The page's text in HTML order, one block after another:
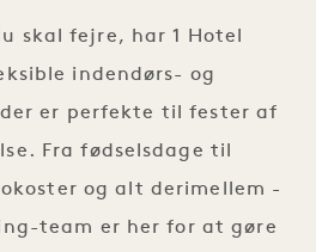
skal fejre, har 1 Hotel
indendørs- og
er perfekte til fester af
Fra fødselsdage til
og alt derimellem -
team er her for at gøre